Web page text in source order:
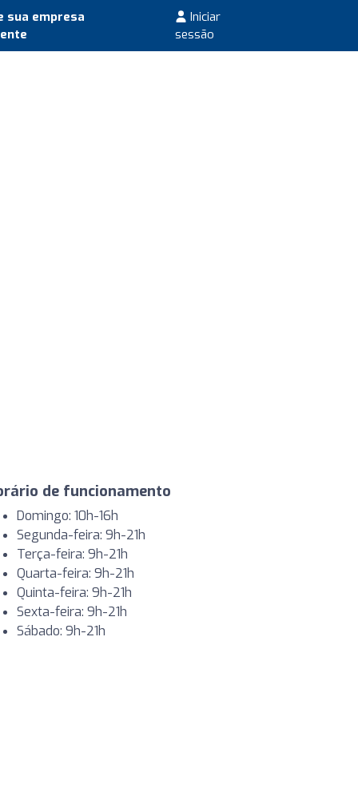
sua empresa
Iniciar
sessão
de funcionamento
Domingo: 10h-16h
Segunda-feira: 9h-21h
Terça-feira: 9h-21h
Quarta-feira: 9h-21h
Quinta-feira: 9h-21h
Sexta-feira: 9h-21h
Sábado: 9h-21h